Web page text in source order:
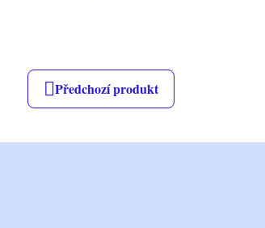
Předchozí produkt